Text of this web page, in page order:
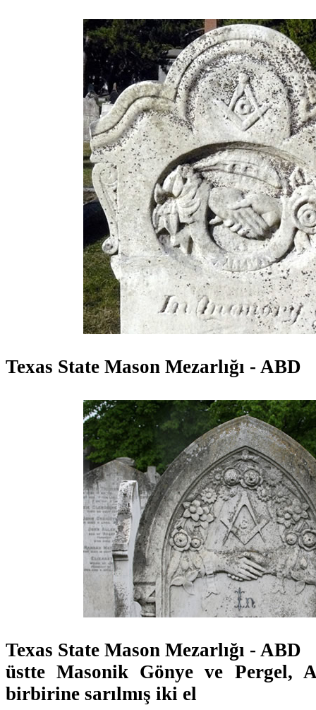
Texas State Mason Mezarlığı - ABD
Texas State Mason Mezarlığı - ABD
üstte Masonik Gönye ve Pergel,
birbirine sarılmış iki el